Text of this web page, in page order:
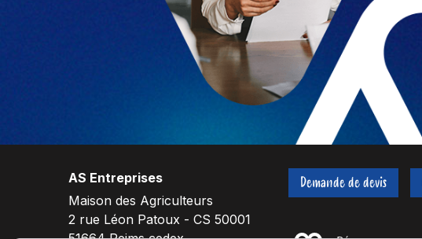
AS Entreprises
Maison des Agriculteurs
2 rue Léon Patoux - CS 50001
Demande de devis